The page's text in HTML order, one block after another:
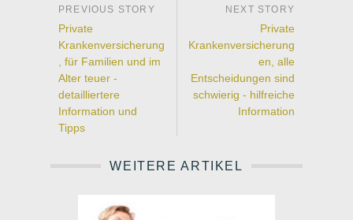
Private
Krankenversicherung
, für Familien und im
Alter teuer -
detailliertere
Information und
Tipps
Private
Krankenversicherung
en, alle
Entscheidungen sind
schwierig - hilfreiche
Information
WEITERE ARTIKEL